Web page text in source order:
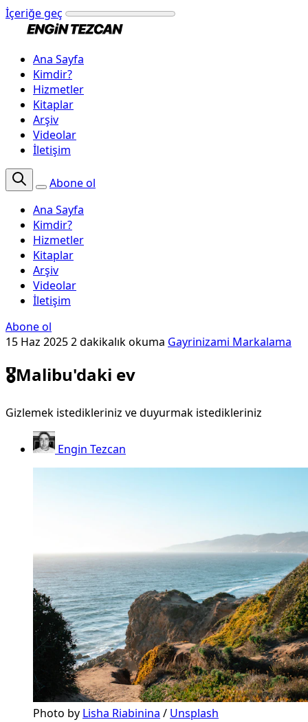
İçeriğe geç
Ana Sayfa
Kimdir?
Hizmetler
Kitaplar
Arşiv
Videolar
İletişim
Abone ol
Ana Sayfa
Kimdir?
Hizmetler
Kitaplar
Arşiv
Videolar
İletişim
Abone ol
15 Haz 20252 dakikalık okuma Gayrinizami Markalama
🎖️Malibu'daki ev
Gizlemek istedikleriniz ve duyurmak istedikleriniz
Engin Tezcan
Photo by Lisha Riabinina / Unsplash